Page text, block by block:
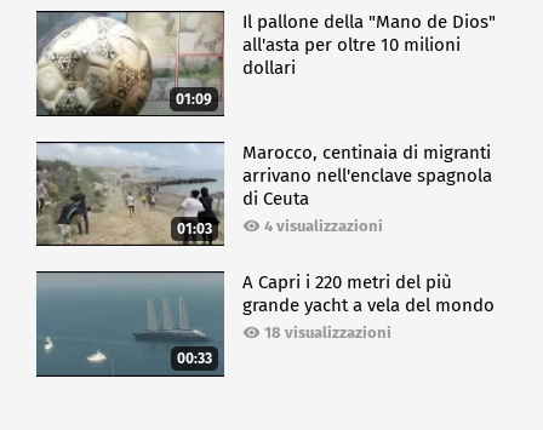
01:09
Il pallone della "Mano de Dios"
all'asta per oltre 10 milioni
dollari
01:03
Marocco, centinaia di migranti
arrivano nell'enclave spagnola
di Ceuta
4 visualizzazioni
00:33
A Capri i 220 metri del più
grande yacht a vela del mondo
18 visualizzazioni